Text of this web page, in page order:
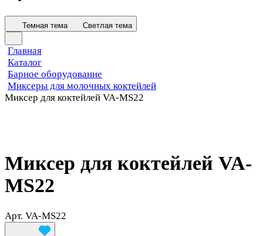
Темная тема Светлая тема
Главная
Каталог
Барное оборудование
Миксеры для молочных коктейлей
Миксер для коктейлей VA-MS22
Миксер для коктейлей VA-
MS22
Арт. VA-MS22